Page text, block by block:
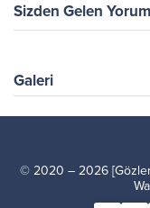
Sizden Gelen
Galeri
© 2020 – 2026